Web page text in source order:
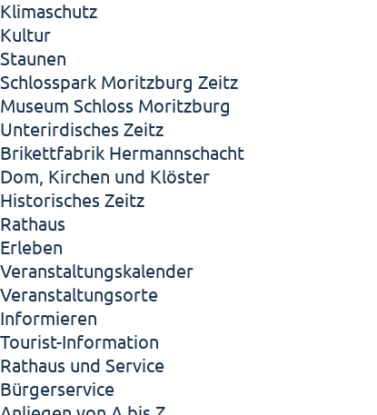
Klimaschutz
Kultur
Staunen
Schlosspark Moritzburg Zeitz
Museum Schloss Moritzburg
Unterirdisches Zeitz
Brikettfabrik Hermannschacht
Dom, Kirchen und Klöster
Historisches Zeitz
Rathaus
Erleben
Veranstaltungskalender
Veranstaltungsorte
Informieren
Tourist-Information
Rathaus und Service
Bürgerservice